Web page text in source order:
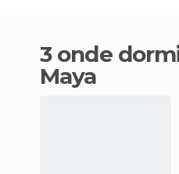
3 onde dormir em Riviera
Maya